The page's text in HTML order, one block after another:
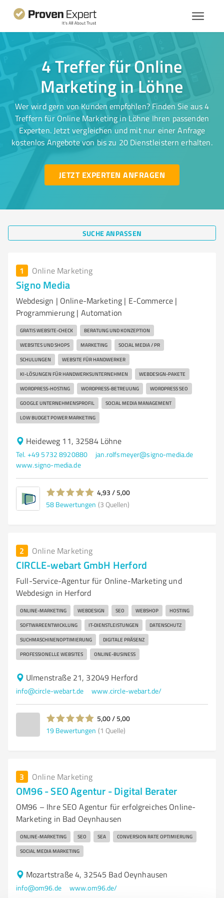
4 Treffer für Online
Marketing in Löhne
Wer wird gern von Kunden empfohlen? Finden Sie aus 4
Treffern für Online Marketing in Löhne Ihren passenden
Experten. Jetzt vergleichen und mit nur einer Anfrage
kostenlos Angebote von bis zu 20 Dienstleistern erhalten.
JETZT EXPERTEN ANFRAGEN
SUCHE ANPASSEN
1 Online Marketing
Signo Media
Webdesign | Online-Marketing | E-Commerce |
Programmierung | Automation
GRATIS WEBSITE-CHECK BERATUNG UND KONZEPTION
WEBSITES UND SHOPS MARKETING SOCIAL MEDIA / PR
SCHULUNGEN WEBSITE FÜR HANDWERKER
KI-LÖSUNGEN FÜR HANDWERKSUNTERNEHMEN WEBDESIGN-PAKETE
WORDPRESS-HOSTING WORDPRESS-BETREUUNG WORDPRESS SEO
GOOGLE UNTERNEHMENSPROFIL SOCIAL MEDIA MANAGEMENT
LOW BUDGET POWER MARKETING
Heideweg 11, 32584 Löhne
Tel. +49 5732 8920880
jan.rolfsmeyer@signo-media.de
www.signo-media.de
4,93 / 5,00
58 Bewertungen (3 Quellen)
2 Online Marketing
CIRCLE-webart GmbH Herford
Full-Service-Agentur für Online-Marketing und
Webdesign in Herford
ONLINE-MARKETING WEBDESIGN SEO WEBSHOP HOSTING
SOFTWAREENTWICKLUNG IT-DIENSTLEISTUNGEN DATENSCHUTZ
SUCHMASCHINENOPTIMIERUNG DIGITALE PRÄSENZ
PROFESSIONELLE WEBSITES ONLINE-BUSINESS
Ulmenstraße 21, 32049 Herford
info@circle-webart.de www.circle-webart.de/
5,00 / 5,00
19 Bewertungen (1 Quelle)
3 Online Marketing
OM96 - SEO Agentur - Digital Berater
OM96 – Ihre SEO Agentur für erfolgreiches Online-
Marketing in Bad Oeynhausen
ONLINE-MARKETING SEO SEA CONVERSION RATE OPTIMIERUNG
SOCIAL MEDIA MARKETING
Mozartstraße 4, 32545 Bad Oeynhausen
info@om96.de www.om96.de/